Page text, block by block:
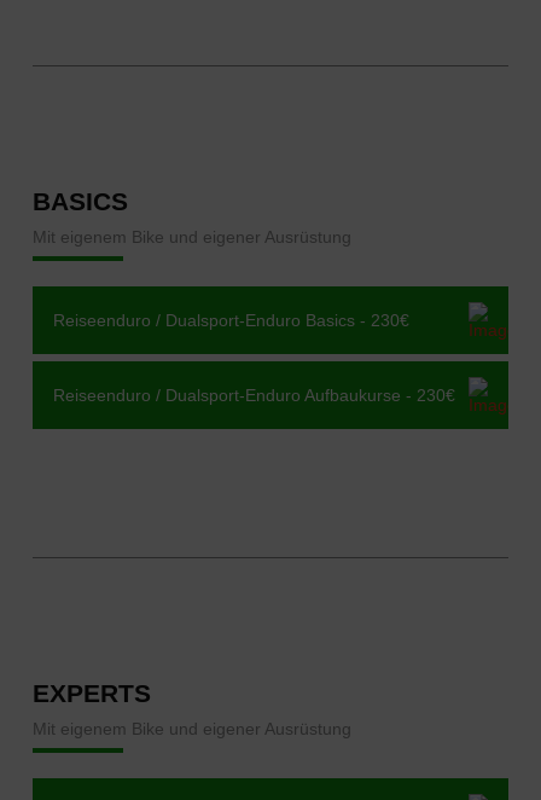
BASICS
Mit eigenem Bike und eigener Ausrüstung
Reiseenduro / Dualsport-Enduro Basics - 230€
Reiseenduro / Dualsport-Enduro Aufbaukurse - 230€
EXPERTS
Mit eigenem Bike und eigener Ausrüstung